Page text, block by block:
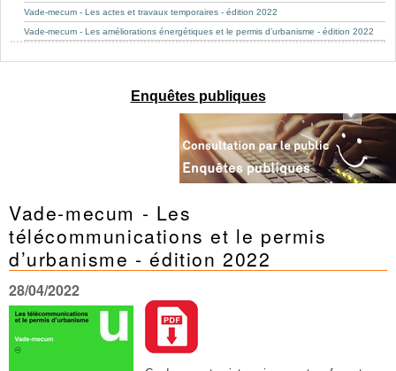
Renseignements urbanistiques
Vade-mecum - Les actes et travaux temporaires - édition 2022
Vade-mecum - Les améliorations énergétiques et le permis d’urbanisme - édition 2022
Enquêtes publiques
Vade-mecum - Les
télécommunications et le permis
d’urbanisme - édition 2022
28/04/2022